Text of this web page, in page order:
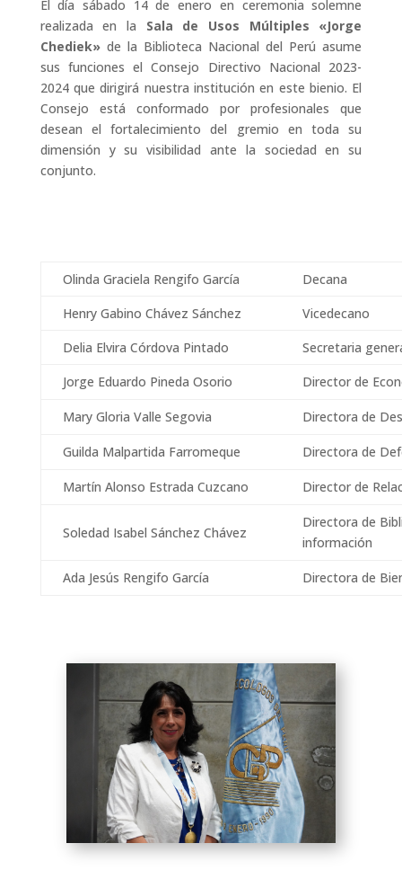
El día sábado 14 de enero en ceremonia solemne
realizada en la Sala de Usos Múltiples «Jorge
Chediek»de la Biblioteca Nacional del Perú asume
sus funciones el Consejo Directivo Nacional 2023-
2024 que dirigirá nuestra institución en este bienio. El
Consejo está conformado por profesionales que
desean el fortalecimiento del gremio en toda su
dimensión y su visibilidad ante la sociedad en su
conjunto.
Olinda Graciela Rengifo García
Decana
Henry Gabino Chávez Sánchez
Vicedecano
Delia Elvira Córdova Pintado
Secretaria
Jorge Eduardo Pineda Osorio
Director de
Mary Gloria Valle Segovia Directora de
Guilda Malpartida Farromeque Directora de
Martín Alonso Estrada Cuzcano Director de
Soledad Isabel Sánchez Chávez
Directora de
información
Ada Jesús Rengifo García Directora de